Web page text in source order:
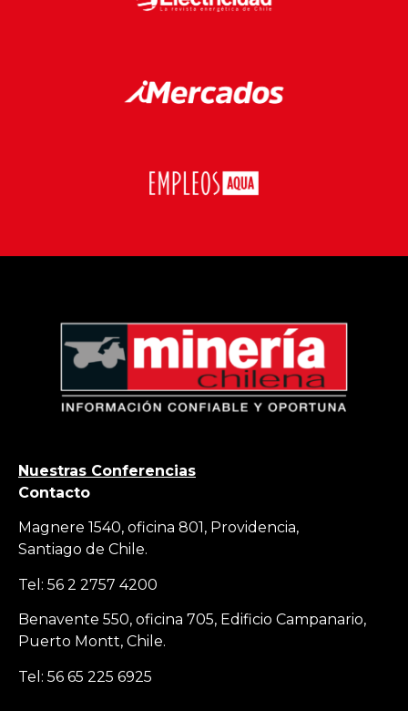
Nuestras Conferencias
Contacto
Magnere 1540, oficina 801, Providencia,
Santiago de Chile.
Tel: 56 2 2757 4200
Benavente 550, oficina 705, Edificio Campanario,
Puerto Montt, Chile.
Tel: 56 65 225 6925